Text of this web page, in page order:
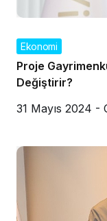
Ekonomi
Proje
Değiştirir?
31 Mayıs 2024 -